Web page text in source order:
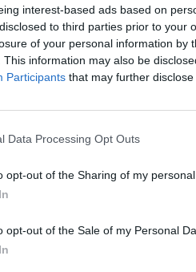
interest-based ads based on
to third parties prior to your
of your personal information by
This information may also be
Participants that may further
Data Processing Opt Outs
opt-out of the Sharing of my personal
opt-out of the Sale of my Personal